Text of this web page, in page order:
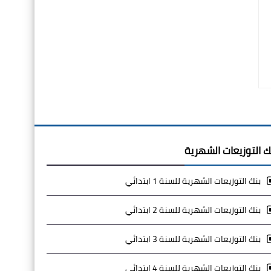
التوزيعات الشهرية
بنك التوزيعات الشهرية للسنة 1 ابتدائي
بنك التوزيعات الشهرية للسنة 2 ابتدائي
بنك التوزيعات الشهرية للسنة 3 ابتدائي